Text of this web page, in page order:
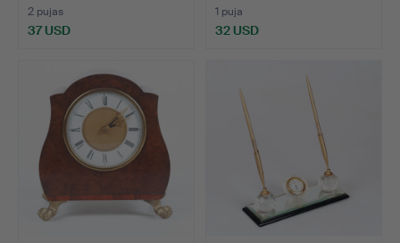
2 pujas
37 USD
1 puja
32 USD